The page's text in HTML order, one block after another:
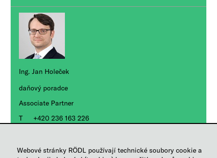
Webové stránky RÖDL používají technické soubory cookie a
Ing. Jan Holeček
daňový poradce
Associate Partner
+420 236 163 226